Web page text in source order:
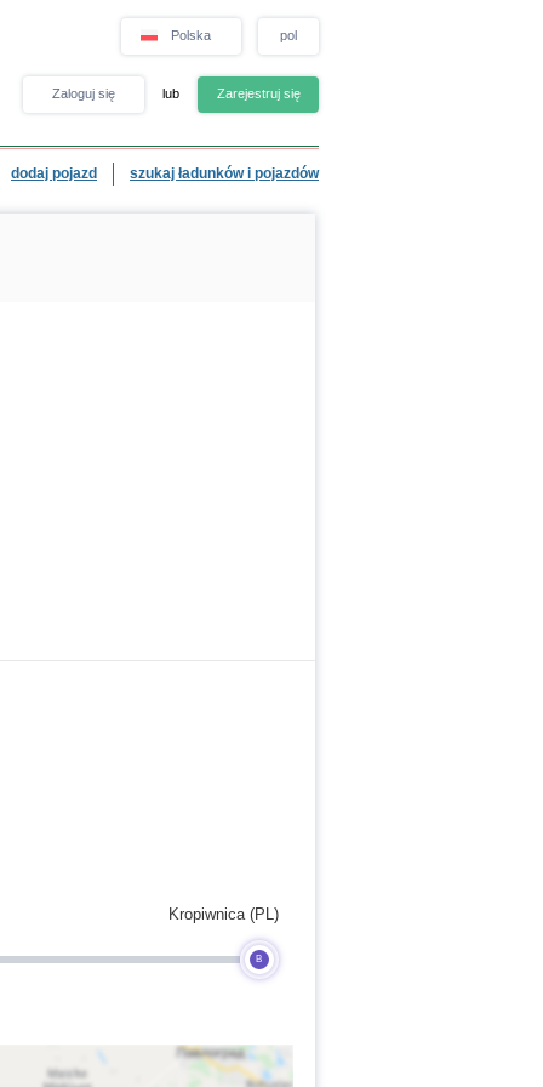
Polska pol
Zaloguj się lub Zarejestruj się
dodaj pojazd szukaj ładunków i pojazdów
B
Kropiwnica (PL)